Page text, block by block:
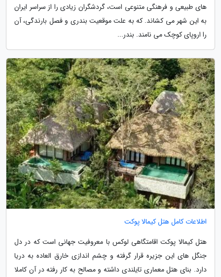
های طبیعی و فرهنگی متنوعی است، گردشگران زیادی را از سراسر ایران
به این شهر می کشاند. که به علت موقعیت بندری و فصل بارندگی، آن
را اروپای کوچک می نامند. بندر...
اطلاعات کامل هتل کیمالا پوکت
هتل کیمالا پوکت اقامتگاهی لوکس با معروفیت جهانی است که در دل
جنگل های این جزیره قرار گرفته و چشم اندازی خارق العاده به دریا
دارد. بنای هتل معماری تایلندی داشته و مصالح به کار رفته در آن کاملا